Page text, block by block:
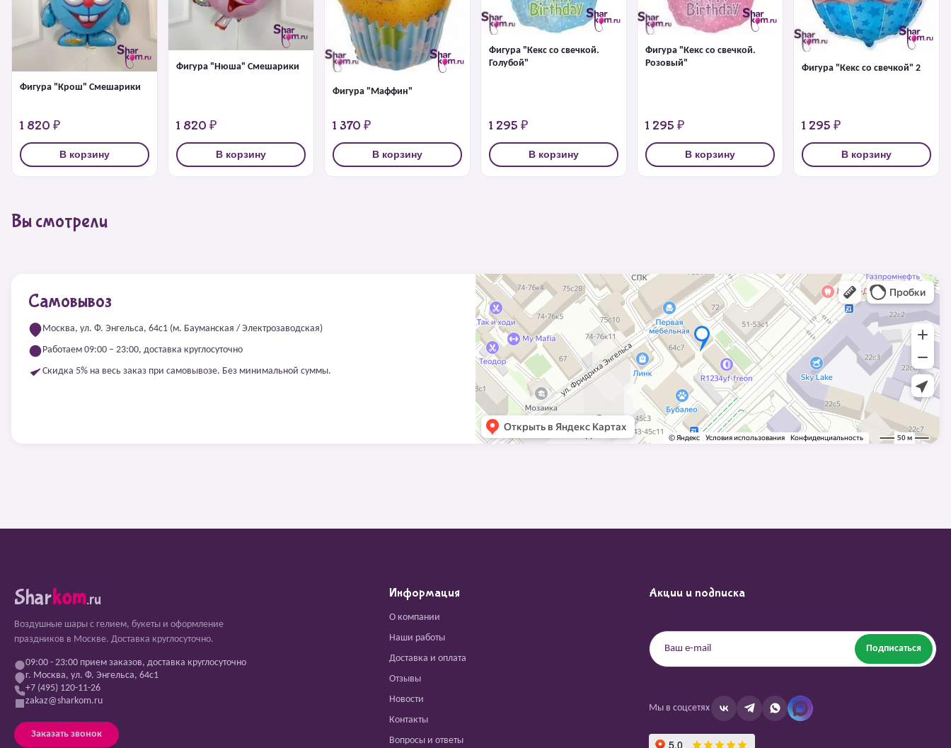
Фигура "Крош" Смешарики
1 820 ₽
В корзину
Фигура "Нюша" Смешарики
1 820 ₽
В корзину
Фигура "Маффин"
1 370 ₽
В корзину
Фигура "Кекс со свечкой.
Голубой"
1 295 ₽
В корзину
Фигура "Кекс со свечкой.
Розовый"
1 295 ₽
В корзину
Фигура "Кекс со свечкой" 2
1 295 ₽
В корзину
Вы смотрели
Самовывоз
Москва, ул. Ф. Энгельса, 64с1 (м. Бауманская / Электрозаводская)
Работаем 09:00 – 23:00, доставка круглосуточно
Скидка 5% на весь заказ при самовывозе. Без минимальной суммы.
Sharkom.ru
Воздушные шары с гелием, букеты и оформление
праздников в Москве. Доставка круглосуточно.
09:00 - 23:00 прием заказов, доставка круглосуточно
г. Москва, ул. Ф. Энгельса, 64с1
+7 (495) 120-11-26
zakaz@sharkom.ru
Заказать звонок
Информация
О компании
Наши работы
Доставка и оплата
Отзывы
Новости
Контакты
Вопросы и ответы
Акции и подписка
Подписаться
Мы в соцсетях